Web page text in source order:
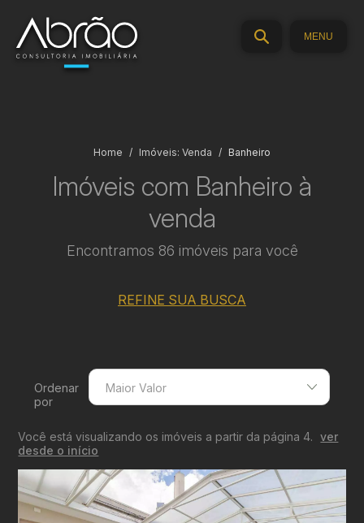
MENU
Home Imóveis: Venda Banheiro
Imóveis com Banheiro à
venda
Encontramos 86 imóveis para você
REFINE SUA BUSCA
Ordenar
por
Maior Valor
Maior Valor
Menor Área
Maior Área
Recentes
Você está visualizando os imóveis a partir da página 4.
ver
desde o início